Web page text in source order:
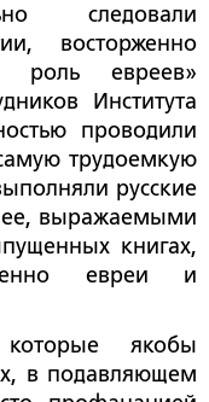
следовали
восторженно
роль евреев»
Института
проводили
трудоемкую
русские
ее, выражаемыми
книгах,
евреи и
которые якобы
в подавляющем